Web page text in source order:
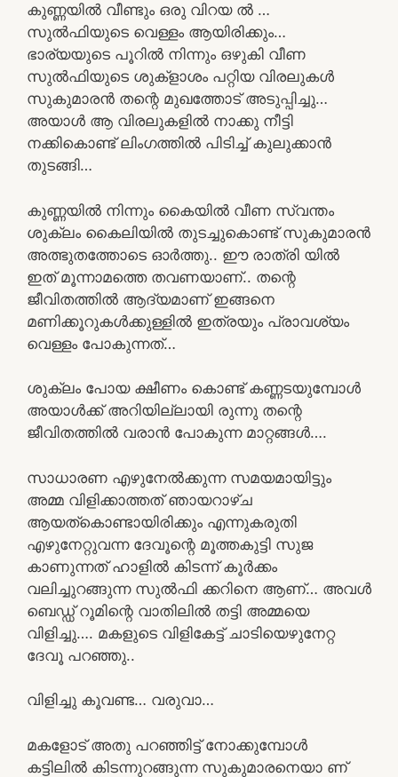
കുണ്ണയിൽ വീണ്ടും ഒരു വിറയ ൽ …
സുൽഫിയുടെ വെള്ളം ആയിരിക്കും…
ഭാര്യയുടെ പൂറിൽ നിന്നും ഒഴുകി വീണ
സുൽഫിയുടെ ശുക്ളാശം പറ്റിയ വിരലുകൾ
സുകുമാരൻ തന്റെ മുഖത്തോട് അടുപ്പിച്ചു…
അയാൾ ആ വിരലുകളിൽ നാക്കു നീട്ടി
നക്കികൊണ്ട് ലിംഗത്തിൽ പിടിച്ച് കുലുക്കാൻ
തുടങ്ങി…
കുണ്ണയിൽ നിന്നും കൈയിൽ വീണ സ്വന്തം
ശുക്ലം കൈലിയിൽ തുടച്ചുകൊണ്ട് സുകുമാരൻ
അത്ഭുതത്തോടെ ഓർത്തു.. ഈ രാത്രി യിൽ
ഇത്‌ മൂന്നാമത്തെ തവണയാണ്.. തന്റെ
ജീവിതത്തിൽ ആദ്യമാണ് ഇങ്ങനെ
മണിക്കൂറുകൾക്കുള്ളിൽ ഇത്രയും പ്രാവശ്യം
വെള്ളം പോകുന്നത്…
ശുക്ലം പോയ ക്ഷീണം കൊണ്ട് കണ്ണടയുമ്പോൾ
അയാൾക്ക് അറിയില്ലായി രുന്നു തന്റെ
ജീവിതത്തിൽ വരാൻ പോകുന്ന മാറ്റങ്ങൾ….
സാധാരണ എഴുനേൽക്കുന്ന സമയമായിട്ടും
അമ്മ വിളിക്കാത്തത് ഞായറാഴ്ച
ആയത്കൊണ്ടായിരിക്കും എന്നുകരുതി
എഴുനേറ്റുവന്ന ദേവൂന്റെ മൂത്തകുട്ടി സുജ
കാണുന്നത് ഹാളിൽ കിടന്ന് കൂർക്കം
വലിച്ചുറങ്ങുന്ന സുൽഫി ക്കറിനെ ആണ്… അവൾ
ബെഡ്ഡ് റൂമിന്റെ വാതിലിൽ തട്ടി അമ്മയെ
വിളിച്ചു…. മകളുടെ വിളികേട്ട് ചാടിയെഴുനേറ്റ
ദേവൂ പറഞ്ഞു..
വിളിച്ചു കൂവണ്ട… വരുവാ…
മകളോട് അതു പറഞ്ഞിട്ട് നോക്കുമ്പോൾ
കട്ടിലിൽ കിടന്നുറങ്ങുന്ന സുകുമാരനെയാ ണ്